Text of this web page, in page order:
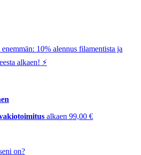
enemmän: 10% alennus filamentista ja
alkaen! ⚡️
alkaen 99,00 €
on?